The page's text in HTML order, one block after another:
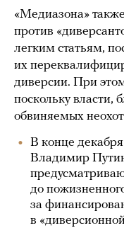
«Медиазона»
против
легким статьям,
их
диверсии. При
поскольку власти,
обвиняемых
В конце
Владимир
до
за
в